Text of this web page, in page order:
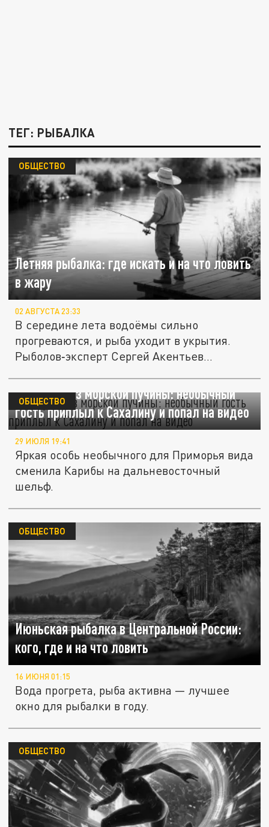
ТЕГ: РЫБАЛКА
Летняя рыбалка: где искать и на что ловить
в жару
ОБЩЕСТВО
02 АВГУСТА 23:33
В середине лета водоёмы сильно
прогреваются, и рыба уходит в укрытия.
Рыболов‑эксперт Сергей Акентьев...
Корифена из морской пучины: необычный
гость приплыл к Сахалину и попал на видео
ОБЩЕСТВО
29 ИЮЛЯ 19:41
Яркая особь необычного для Приморья вида
сменила Карибы на дальневосточный
шельф.
Июньская рыбалка в Центральной России:
кого, где и на что ловить
ОБЩЕСТВО
16 ИЮНЯ 01:15
Вода прогрета, рыба активна — лучшее
окно для рыбалки в году.
ОБЩЕСТВО